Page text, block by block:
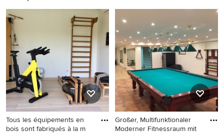
Multifunktionaler, Kleiner
Country Fitnessraum mit
hellem Holzboden und
beigem Boden in Sonstige
Multifunktionaler, Kleiner
Moderner Fitnessraum mit
weißer Wandfarbe, braunem
Holzboden und beigem
Boden in Düsseldorf
Tous les équipements en
bois sont fabriqués à la m
Großer, Multifunktionaler
Moderner Fitnessraum mit